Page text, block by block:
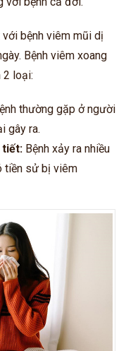
bệnh viêm mũi dị
Bệnh viêm xoang
2 loại:
thường gặp ở người
gây ra.
tiết: Bệnh xảy ra nhiều
tiền sử bị viêm